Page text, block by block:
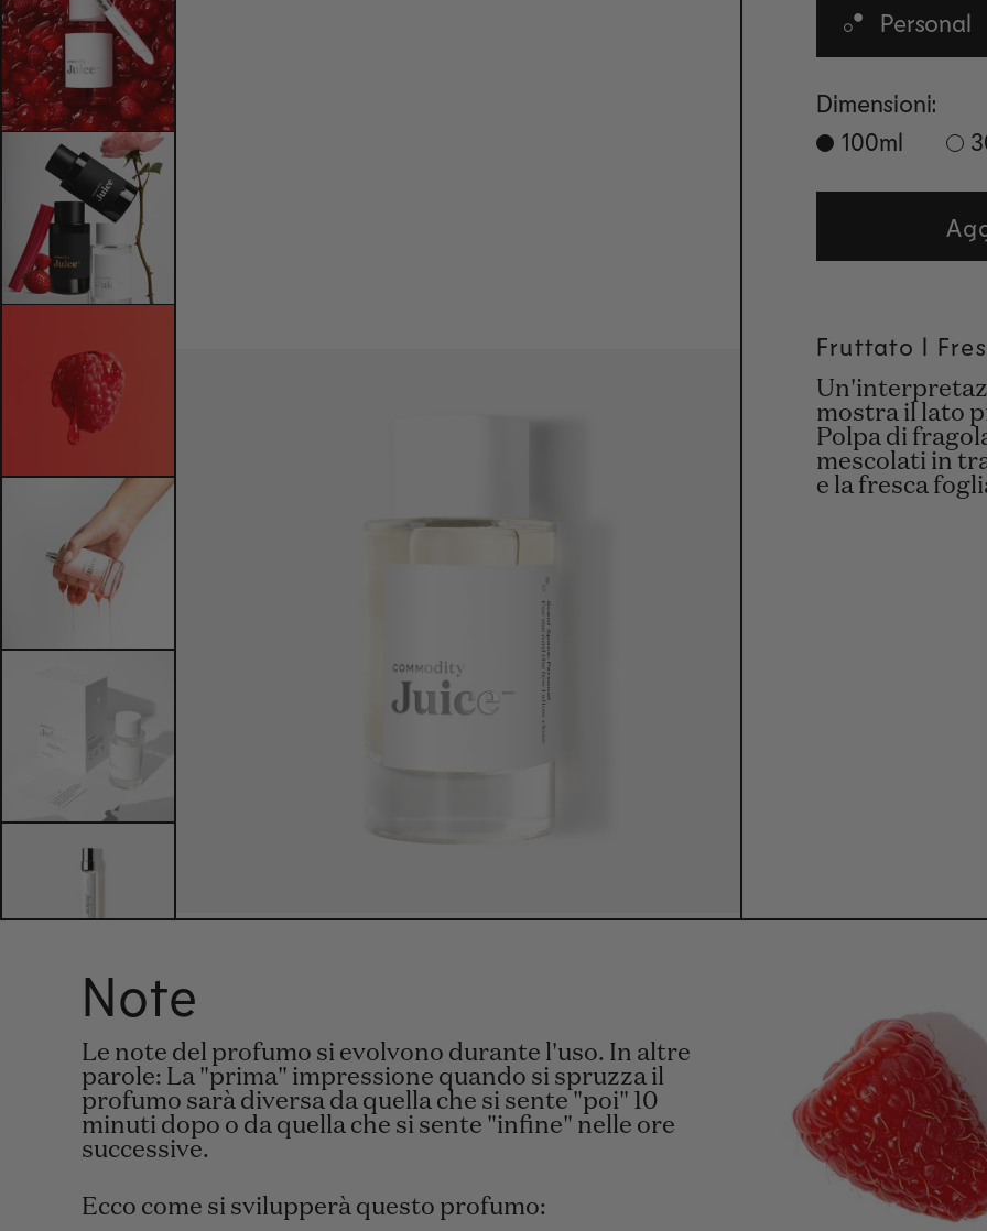
Personal
Dimensioni:
100ml
Fruttato l
mostra il lato
Polpa di
mescolati in
e la fresca
Note
Le note del profumo si evolvono durante l'uso. In altre
parole: La "prima" impressione quando si spruzza il
profumo sarà diversa da quella che si sente "poi" 10
minuti dopo o da quella che si sente "infine" nelle ore
successive.
Ecco come si svilupperà questo profumo: